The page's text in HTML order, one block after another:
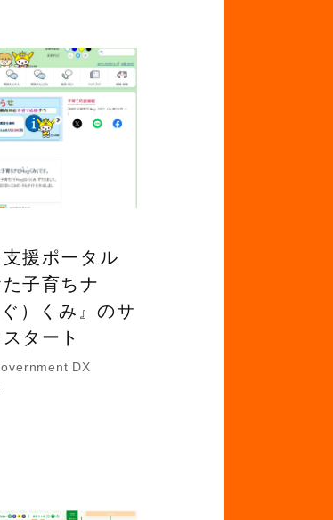
援ポータル
子育ちナ
）くみ』のサ
タート
DX